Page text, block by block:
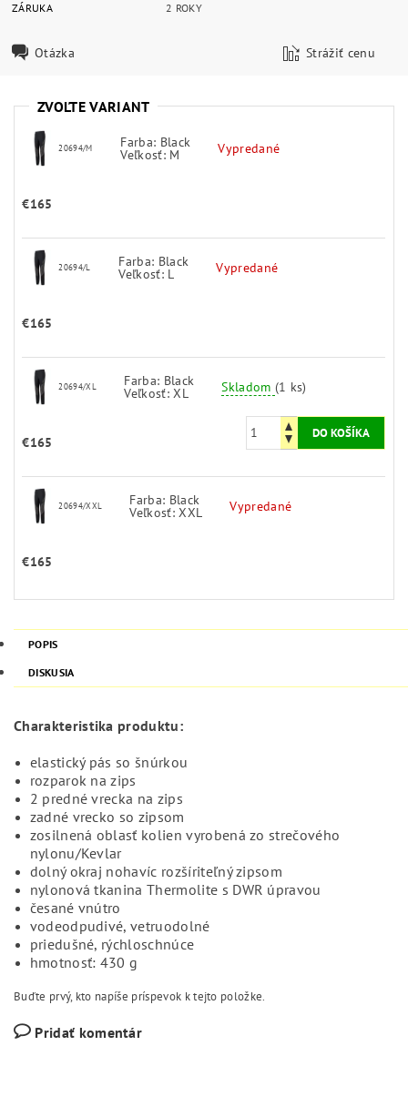
ZÁRUKA
2 ROKY
Otázka Strážiť cenu
ZVOĽTE VARIANT
20694/M Farba: Black
Veľkosť: M Vypredané
€165
20694/L Farba: Black
Veľkosť: L Vypredané
€165
20694/XL Farba: Black
Veľkosť: XL Skladom (1 ks)
€165
20694/XXL Farba: Black
Veľkosť: XXL Vypredané
€165
POPIS
DISKUSIA
Charakteristika produktu:
elastický pás so šnúrkou
rozparok na zips
2 predné vrecka na zips
zadné vrecko so zipsom
zosilnená oblasť kolien vyrobená zo strečového
nylonu/Kevlar
dolný okraj nohavíc rozšíriteľný zipsom
nylonová tkanina Thermolite s DWR úpravou
česané vnútro
vodeodpudivé, vetruodolné
priedušné, rýchloschnúce
hmotnosť: 430 g
Buďte prvý, kto napíše príspevok k tejto položke.
Pridať komentár